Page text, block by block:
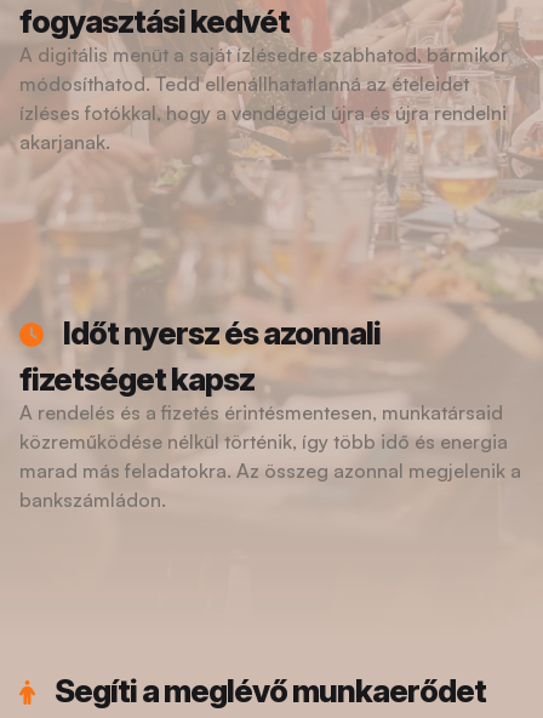
fogyasztási kedvét
A digitális menüt a saját ízlésedre szabhatod, bármikor
módosíthatod. Tedd ellenállhatatlanná az ételeidet
ízléses fotókkal, hogy a vendégeid újra és újra rendelni
akarjanak.
Időt nyersz és azonnali
fizetséget kapsz
A rendelés és a fizetés érintésmentesen, munkatársaid
közreműködése nélkül történik, így több idő és energia
marad más feladatokra. Az összeg azonnal megjelenik a
bankszámládon.
Segíti a meglévő munkaerődet